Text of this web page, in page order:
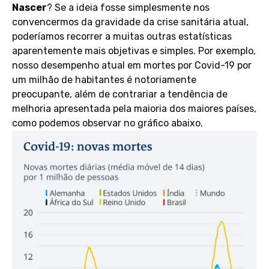
Nascer? Se a ideia fosse simplesmente nos
convencermos da gravidade da crise sanitária atual,
poderíamos recorrer a muitas outras estatísticas
aparentemente mais objetivas e simples. Por exemplo,
nosso desempenho atual em mortes por Covid-19 por
um milhão de habitantes é notoriamente
preocupante, além de contrariar a tendência de
melhoria apresentada pela maioria dos maiores países,
como podemos observar no gráfico abaixo.